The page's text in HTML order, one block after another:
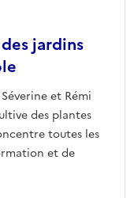
jardins
et Rémi
des plantes
toutes les
et de